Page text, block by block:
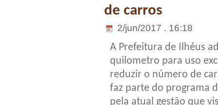
de carros
2/jun/2017 . 16:18
A Prefeitura de Ilhéus
quilometro para uso
reduzir o número de
faz parte do programa
pela atual gestão que